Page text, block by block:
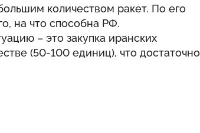
количеством ракет. По его
на что способна РФ.
– это закупка иранских
(50-100 единиц), что достаточно